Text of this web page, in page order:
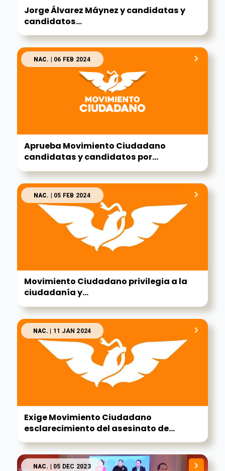
Jorge Álvarez Máynez y candidatas y
candidatos...
NAC. | 06 FEB 2024
Aprueba Movimiento Ciudadano
candidatas y candidatos por...
NAC. | 05 FEB 2024
Movimiento Ciudadano privilegia a la
ciudadanía y...
NAC. | 11 JAN 2024
Exige Movimiento Ciudadano
esclarecimiento del asesinato de...
NAC. | 05 DEC 2023